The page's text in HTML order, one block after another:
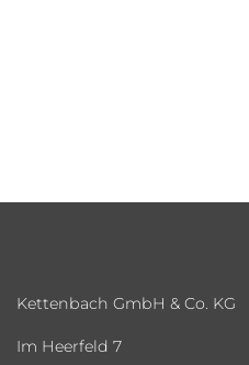
Kettenbach GmbH & Co. KG
Im Heerfeld 7